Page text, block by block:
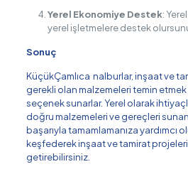
Yerel Ekonomiye Destek:
yerel işletmelere destek
Sonuç
KüçükÇamlıca nalburlar, inşaat ve
gerekli olan malzemeleri temin
seçenek sunarlar. Yerel olarak
doğru malzemeleri ve gereçleri
başarıyla tamamlamanıza yardımcı
keşfederek inşaat ve tamirat
getirebilirsiniz.